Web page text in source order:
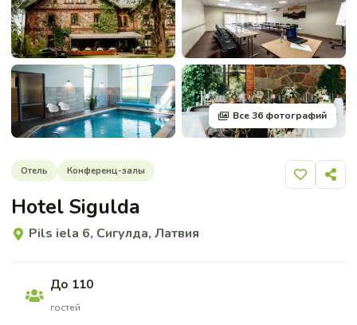
Все 36 фотографий
Отель Конференц-залы
Добавить
Hotel Sigulda
Pils iela 6, Сигулда, Латвия
До 110
гостей